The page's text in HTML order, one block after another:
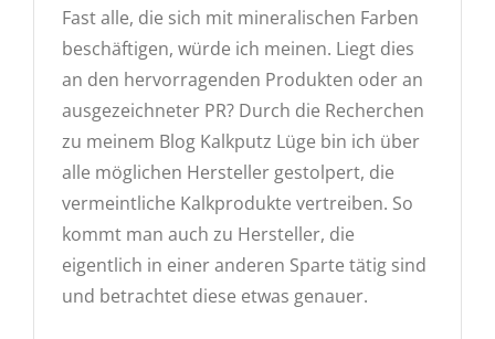
Fast alle, die sich mit mineralischen Farben
beschäftigen, würde ich meinen. Liegt dies
an den hervorragenden Produkten oder an
ausgezeichneter PR? Durch die Recherchen
zu meinem Blog Kalkputz Lüge bin ich über
alle möglichen Hersteller gestolpert, die
vermeintliche Kalkprodukte vertreiben. So
kommt man auch zu Hersteller, die
eigentlich in einer anderen Sparte tätig sind
und betrachtet diese etwas genauer.